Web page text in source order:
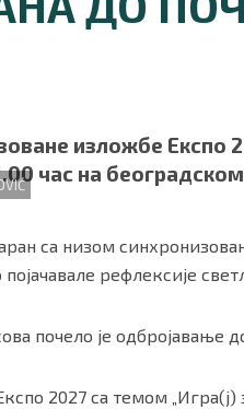
изложбе Експо
час на
са низом
рефлексије
почело је одбројавање
2027 са темом „Игра(ј)
|О нама